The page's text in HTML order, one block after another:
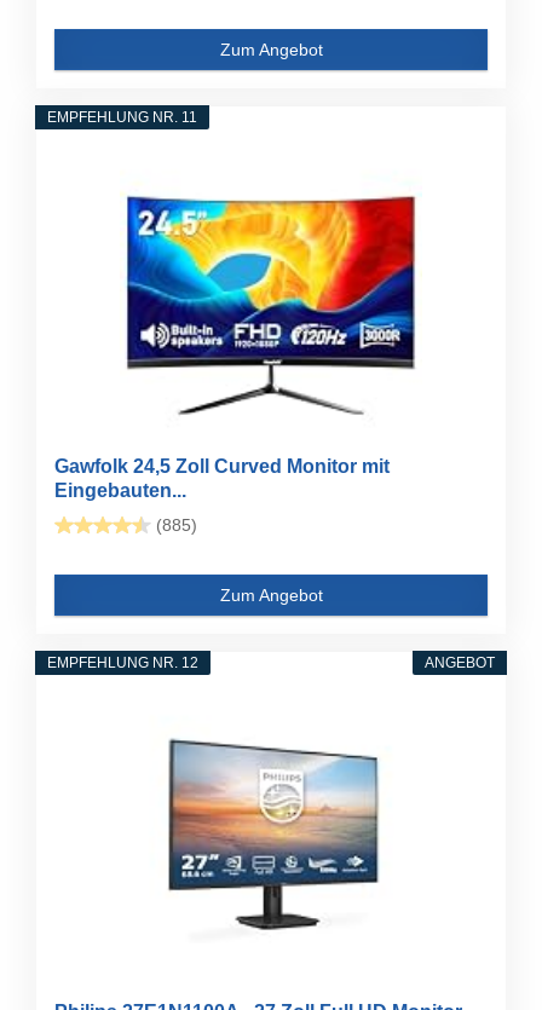
Zum Angebot
EMPFEHLUNG NR. 11
Gawfolk 24,5 Zoll Curved Monitor mit
Eingebauten...
(885)
Zum Angebot
ANGEBOT
EMPFEHLUNG NR. 12